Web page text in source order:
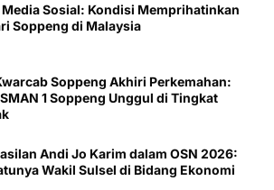
Sosial: Kondisi Memprihatinkan
Soppeng di Malaysia
Soppeng Akhiri Perkemahan:
1 Soppeng Unggul di Tingkat
Andi Jo Karim dalam OSN 2026:
Wakil Sulsel di Bidang Ekonomi